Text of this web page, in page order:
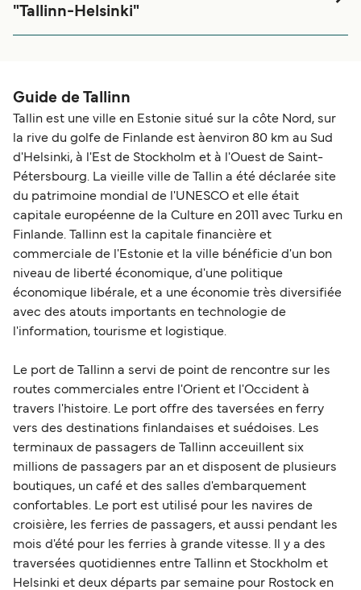
"Tallinn-Helsinki"
Guide de Tallinn
Tallin est une ville en Estonie situé sur la côte Nord, sur
la rive du golfe de Finlande est àenviron 80 km au Sud
d'Helsinki, à l'Est de Stockholm et à l'Ouest de Saint-
Pétersbourg. La vieille ville de Tallin a été déclarée site
du patrimoine mondial de l'UNESCO et elle était
capitale européenne de la Culture en 2011 avec Turku en
Finlande. Tallinn est la capitale financière et
commerciale de l'Estonie et la ville bénéficie d'un bon
niveau de liberté économique, d'une politique
économique libérale, et a une économie très diversifiée
avec des atouts importants en technologie de
l'information, tourisme et logistique.
Le port de Tallinn a servi de point de rencontre sur les
routes commerciales entre l'Orient et l'Occident à
travers l'histoire. Le port offre des taversées en ferry
vers des destinations finlandaises et suédoises. Les
terminaux de passagers de Tallinn acceuillent six
millions de passagers par an et disposent de plusieurs
boutiques, un café et des salles d'embarquement
confortables. Le port est utilisé pour les navires de
croisière, les ferries de passagers, et aussi pendant les
mois d'été pour les ferries à grande vitesse. Il y a des
traversées quotidiennes entre Tallinn et Stockholm et
Helsinki et deux départs par semaine pour Rostock en